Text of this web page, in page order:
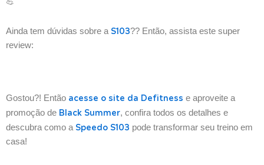
Ainda tem dúvidas sobre a S103?? Então, assista este super
review:
Gostou?! Então acesse o site da Defitness e aproveite a
promoção de Black Summer, confira todos os detalhes e
descubra como a Speedo S103 pode transformar seu treino em
casa!